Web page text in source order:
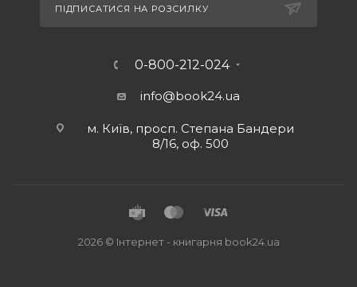
ПІДПИСАТИСЯ НА РОЗСИЛКУ
0-800-212-024
info@book24.ua
м. Київ, просп. Степана Бандери
8/16, оф. 500
2026 © Iнтернет - книгарня book24.ua